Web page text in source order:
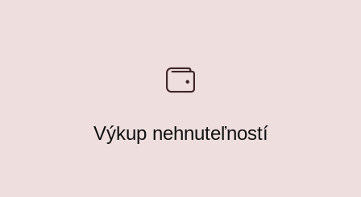
Výkup nehnuteľností